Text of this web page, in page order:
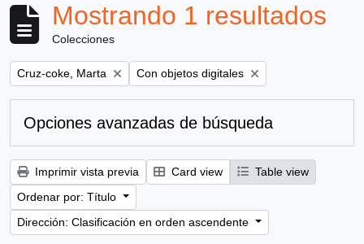
Mostrando 1 resultados
Colecciones
Remove filter:
Cruz-coke, Marta Remove filter:
Con objetos digitales
Opciones avanzadas de búsqueda
Imprimir vista previa Card view
Table view
Ordenar por: Título
Dirección: Clasificación en orden ascendente